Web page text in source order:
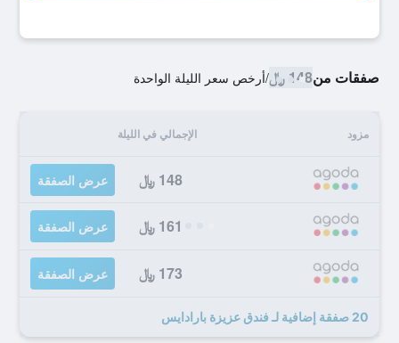
صفقات من148 ﷼ /أرخص سعر الليلة الواحدة
مزود الإجمالي في الليلة
148 ﷼ عرض الصفقة
161 ﷼ عرض الصفقة
173 ﷼ عرض الصفقة
20 صفقة إضافية لـ فندق عزيزة بارادايس